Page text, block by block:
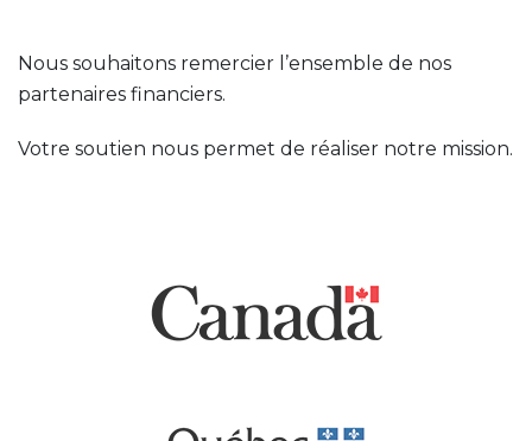
Nous souhaitons remercier l’ensemble de nos
partenaires financiers.
Votre soutien nous permet de réaliser notre mission.